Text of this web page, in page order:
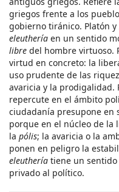
griegos frente a los
gobierno tiránico. Platón
eleuthería en un sentido
libre del hombre virtuoso.
virtud en concreto: la
uso prudente de las
avaricia y la prodigalidad.
repercute en el ámbito
ciudadanía presupone en
porque en el núcleo de
la pólis; la avaricia o la
ponen en peligro la
eleuthería tiene un
privado al político.